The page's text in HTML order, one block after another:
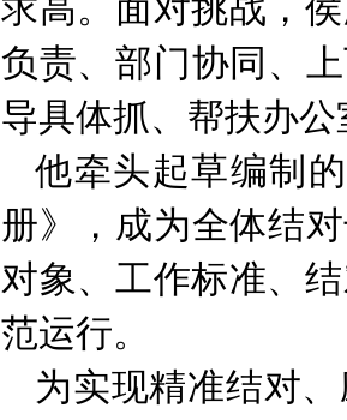
求高。面对挑战，
负责、部门协同、
导具体抓、帮扶办
他牵头起草编制
册》，成为全体结
对象、工作标准、
范运行。
为实现精准结对